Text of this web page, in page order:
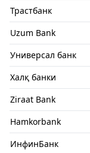
Трастбанк
Uzum Bank
Универсал банк
Халқ банки
Ziraat Bank
Hamkorbank
ИнфинБанк